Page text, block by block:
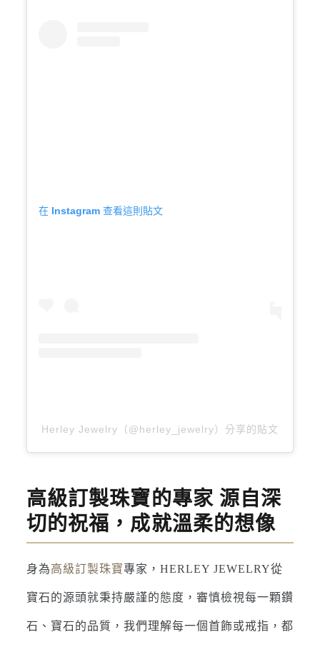
在 Instagram 查看這則貼文
Herley Jewelry（@herley_jewelry）分享的貼文
高級訂製珠寶的專家 源自深
切的祝福，成就溫柔的想像
身為高級訂製珠寶專家，HERLEY JEWELRY從
寶石的源頭就秉持嚴謹的態度，審慎檢視每一顆鑽
石、寶石的品質，我們理解每一個首飾或戒指，都